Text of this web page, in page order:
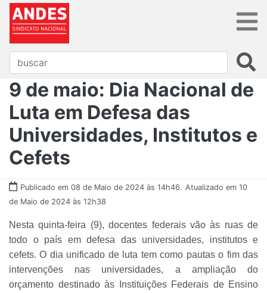
9 de maio: Dia Nacional de
Luta em Defesa das
Universidades, Institutos e
Cefets
Publicado em 08 de Maio de 2024 às 14h46. Atualizado em 10
de Maio de 2024 às 12h38
Nesta quinta-feira (9), docentes federais vão às ruas de
todo o país em defesa das universidades, institutos e
cefets. O dia unificado de luta tem como pautas o fim das
intervenções nas universidades, a ampliação do
orçamento destinado às Instituições Federais de Ensino